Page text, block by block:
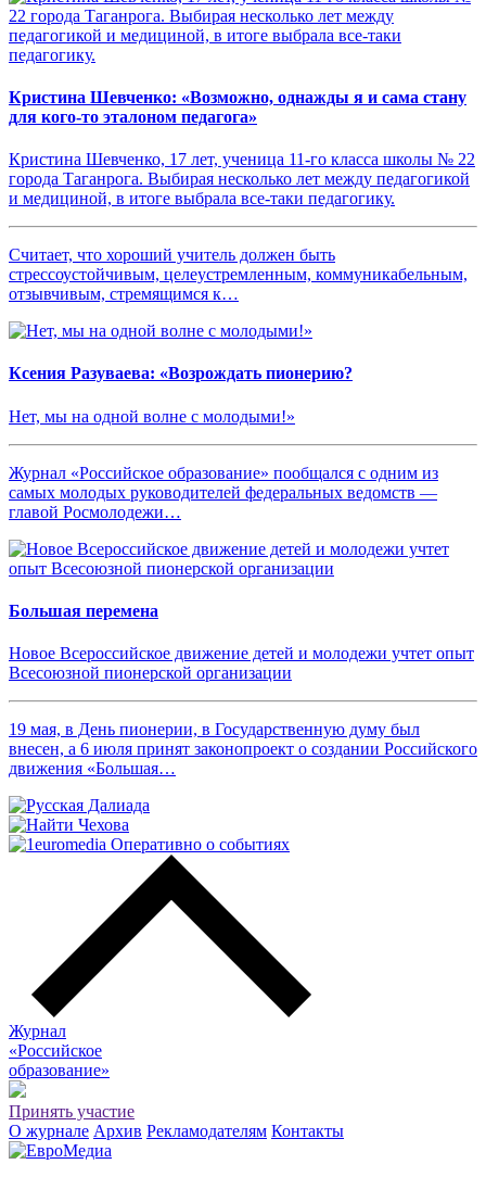
Кристина Шевченко: «Возможно, однажды я и сама стану
для кого-то эталоном педагога»
Кристина Шевченко, 17 лет, ученица 11-го класса школы № 22
города Таганрога. Выбирая несколько лет между педагогикой
и медициной, в итоге выбрала все-таки педагогику.
Считает, что хороший учитель должен быть
стрессоустойчивым, целеустремленным, коммуникабельным,
отзывчивым, стремящимся к…
Ксения Разуваева: «Возрождать пионерию?
Нет, мы на одной волне с молодыми!»
Журнал «Российское образование» пообщался с одним из
самых молодых руководителей федеральных ведомств —
главой Росмолодежи…
Большая перемена
Новое Всероссийское движение детей и молодежи учтет опыт
Всесоюзной пионерской организации
19 мая, в День пионерии, в Государственную думу был
внесен, а 6 июля принят законопроект о создании Российского
движения «Большая…
Журнал
«Российское
образование»
Принять участие
О журнале Архив Рекламодателям Контакты